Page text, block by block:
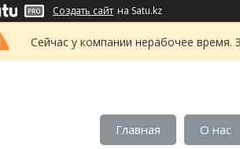
Создать сайт на Satu.kz
Сейчас у компании нерабочее
Главная О нас